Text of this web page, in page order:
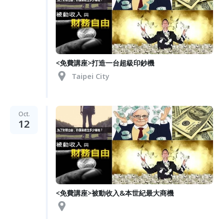
<免費講座>打造一台超級印鈔機
Taipei City
Oct.
12
<免費講座>被動收入&本世紀最大商機